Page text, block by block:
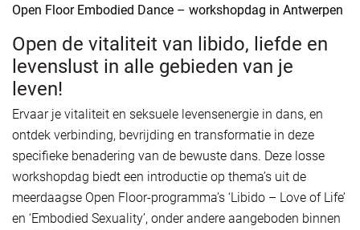
Open Floor Embodied Dance – workshopdag in Antwerpen
Open de vitaliteit van libido, liefde en
levenslust in alle gebieden van je
leven!
Ervaar je vitaliteit en seksuele levensenergie in dans, en
ontdek verbinding, bevrijding en transformatie in deze
specifieke benadering van de bewuste dans. Deze losse
workshopdag biedt een introductie op thema’s uit de
meerdaagse Open Floor-programma’s ‘Libido – Love of Life’
en ‘Embodied Sexuality’, onder andere aangeboden binnen